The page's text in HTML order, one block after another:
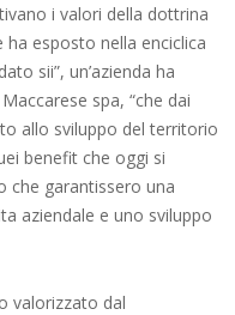
i valori della dottrina
ha esposto nella enciclica
sii”, un’azienda ha
spa, “che dai
allo sviluppo del territorio
benefit che oggi si
che garantissero una
aziendale e uno sviluppo
valorizzato dal